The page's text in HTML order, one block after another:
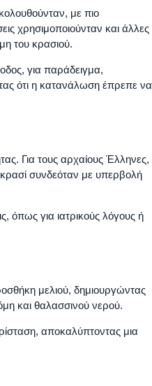
με πιο
χρησιμοποιούνταν και άλλες
του κρασιού.
για παράδειγμα,
ότι η κατανάλωση έπρεπε να
Για τους αρχαίους Έλληνες,
συνδεόταν με υπερβολή
όπως για ιατρικούς λόγους ή
μελιού, δημιουργώντας
και θαλασσινού νερού.
αποκαλύπτοντας μια